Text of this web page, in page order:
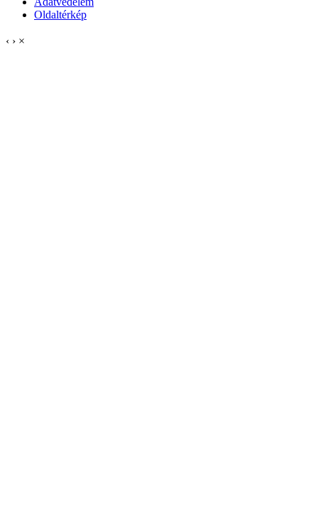
Oldaltérkép
‹ › ×